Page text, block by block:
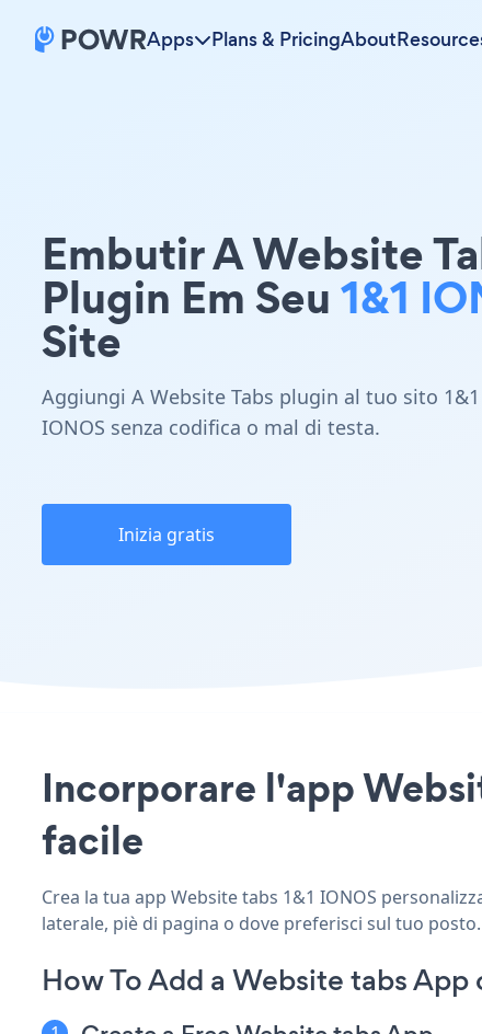
Apps Plans & PricingAbout
Embutir A Website
Plugin Em Seu1&1
Site
Aggiungi A Website Tabs plugin al tuo sito 1&1
IONOS senza codifica o mal di testa.
Inizia gratis
Incorporare l'app
facile
Crea la tua app Website tabs 1&1 IONOS
laterale, piè di pagina o dove preferisci sul tuo posto.
How To Add a Website tabs App